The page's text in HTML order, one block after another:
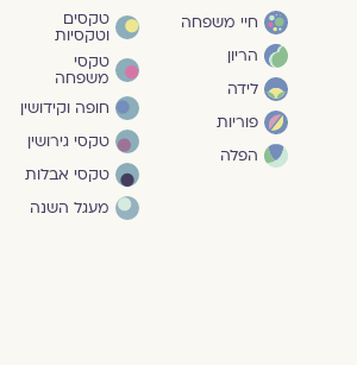
חיי משפחה
הריון
לידה
פוריות
הפלה
טקסים
וטקסיות
טקסי
משפחה
חופה וקידושין
טקסי גירושין
טקסי אבלות
מעגל השנה